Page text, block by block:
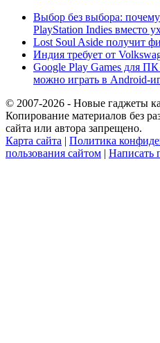
Выбор без выбора:
PlayStation Indies вместо
Lost Soul Aside получит
Индия требует от
Google Play Games для
можно играть в Android-
© 2007-2026 - Новые гаджеты
Копирование материалов без
сайта или автора запрещено.
Карта сайта | Политика
пользования сайтом | Написать